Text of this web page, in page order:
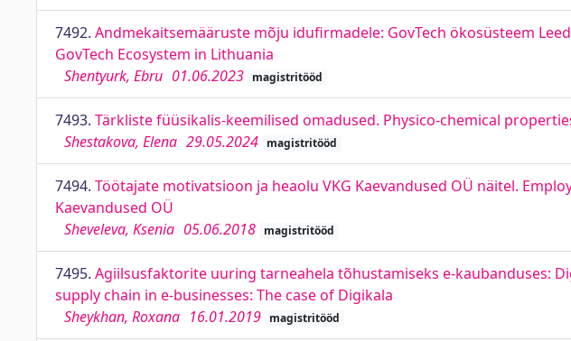
7492. Andmekaitsemääruste mõju idufirmadele: GovTech ökosüsteem
GovTech Ecosystem in Lithuania
Shentyurk, Ebru 01.06.2023 magistritööd
7493. Tärkliste füüsikalis-keemilised omadused. Physico-chemical
Shestakova, Elena 29.05.2024 magistritööd
7494. Töötajate motivatsioon ja heaolu VKG Kaevandused OÜ näitel.
Kaevandused OÜ
Sheveleva, Ksenia 05.06.2018 magistritööd
7495. Agiilsusfaktorite uuring tarneahela tõhustamiseks e-kaubanduses:
supply chain in e-businesses: The case of Digikala
Sheykhan, Roxana 16.01.2019 magistritööd